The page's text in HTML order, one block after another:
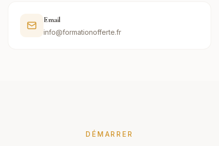
Email
info@formationofferte.fr
DÉMARRER